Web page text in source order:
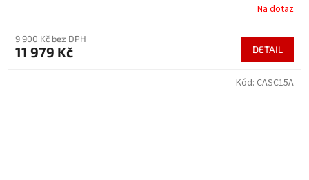
Na dotaz
9 900 Kč bez DPH
11 979 Kč DETAIL
Kód: CASC15A